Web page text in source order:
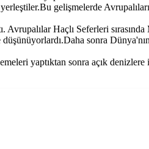
gelişmelerde
Haçlı Seferleri
sonra
yaptıktan sonra açık